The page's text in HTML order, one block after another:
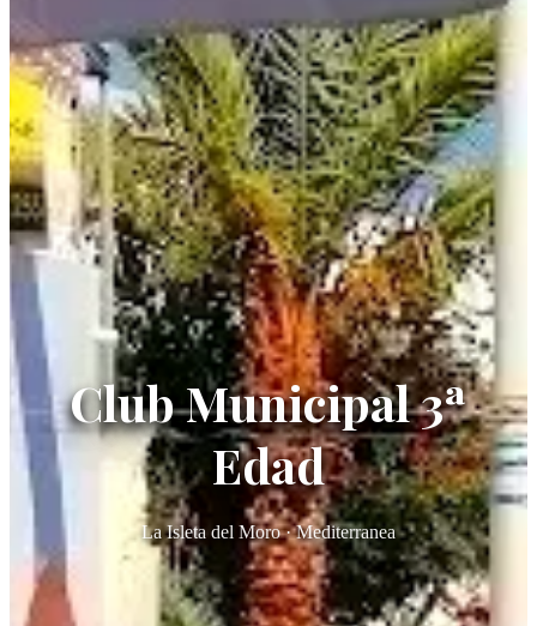
Club Municipal 3ª
Edad
La Isleta del Moro · Mediterranea